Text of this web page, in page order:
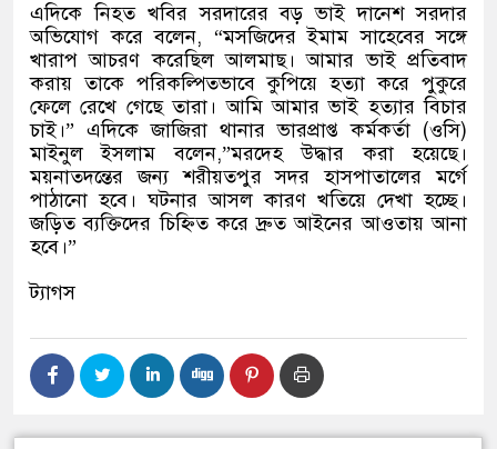
এদিকে নিহত খবির সরদারের বড় ভাই দানেশ সরদার
অভিযোগ করে বলেন, “মসজিদের ইমাম সাহেবের সঙ্গে
খারাপ আচরণ করেছিল আলমাছ। আমার ভাই প্রতিবাদ
করায় তাকে পরিকল্পিতভাবে কুপিয়ে হত্যা করে পুকুরে
ফেলে রেখে গেছে তারা। আমি আমার ভাই হত্যার বিচার
চাই।” এদিকে জাজিরা থানার ভারপ্রাপ্ত কর্মকর্তা (ওসি)
মাইনুল ইসলাম বলেন,”মরদেহ উদ্ধার করা হয়েছে।
ময়নাতদন্তের জন্য শরীয়তপুর সদর হাসপাতালের মর্গে
পাঠানো হবে। ঘটনার আসল কারণ খতিয়ে দেখা হচ্ছে।
জড়িত ব্যক্তিদের চিহ্নিত করে দ্রুত আইনের আওতায় আনা
হবে।”
ট্যাগস